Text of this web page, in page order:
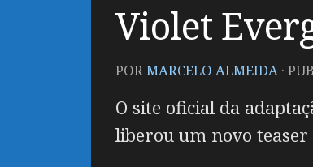
Violet
PORMARCELO ALMEIDA ·
O site oficial da
liberou um novo